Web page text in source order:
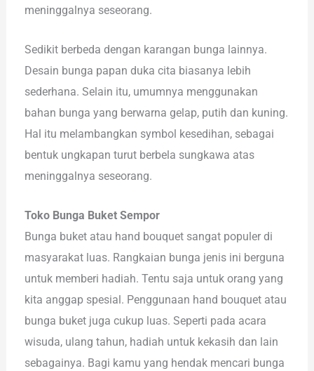
meninggalnya seseorang.
Sedikit berbeda dengan karangan bunga lainnya.
Desain bunga papan duka cita biasanya lebih
sederhana. Selain itu, umumnya menggunakan
bahan bunga yang berwarna gelap, putih dan kuning.
Hal itu melambangkan symbol kesedihan, sebagai
bentuk ungkapan turut berbela sungkawa atas
meninggalnya seseorang.
Toko Bunga Buket Sempor
Bunga buket atau hand bouquet sangat populer di
masyarakat luas. Rangkaian bunga jenis ini berguna
untuk memberi hadiah. Tentu saja untuk orang yang
kita anggap spesial. Penggunaan hand bouquet atau
bunga buket juga cukup luas. Seperti pada acara
wisuda, ulang tahun, hadiah untuk kekasih dan lain
sebagainya. Bagi kamu yang hendak mencari bunga